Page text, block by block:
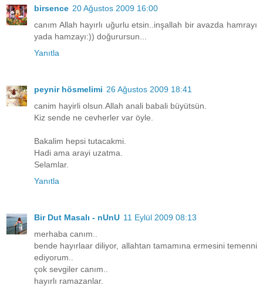
birsence 20 Ağustos 2009 16:00
canım Allah hayırlı uğurlu etsin..inşallah bir avazda hamrayı
yada hamzayı:)) doğurursun...
Yanıtla
peynir hösmelimi 26 Ağustos 2009 18:41
canim hayirli olsun.Allah anali babali büyütsün.
Kiz sende ne cevherler var öyle.
Bakalim hepsi tutacakmi.
Hadi ama arayi uzatma.
Selamlar.
Yanıtla
Bir Dut Masalı - nUnU 11 Eylül 2009 08:13
merhaba canım..
bende hayırlaar diliyor, allahtan tamamına ermesini temenni
ediyorum..
çok sevgiler canım..
hayırlı ramazanlar.